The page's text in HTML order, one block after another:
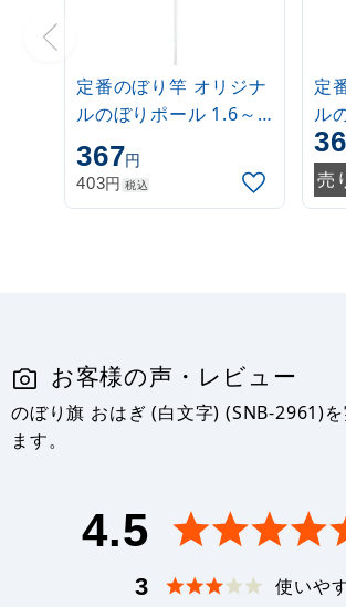
定番のぼり竿 オリジナ
ルのぼりポール 1.6～
3m 伸縮式 白
(30537***)
367円
403円 税込
定
ル
3m
売
お客様の声・レビュー
のぼり旗 おはぎ (白文字) (SNB-2961)
ます。
4.5
3 使いや